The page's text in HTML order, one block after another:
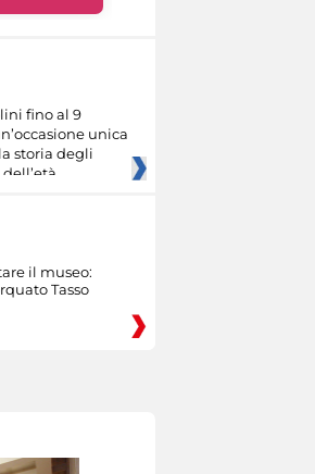
fino al 9
unica
storia degli
il museo:
Tasso